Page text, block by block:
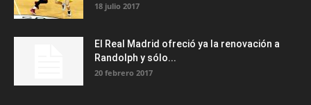
18 julio 2017
El Real Madrid ofreció ya la renovación a
Randolph y sólo...
20 febrero 2017